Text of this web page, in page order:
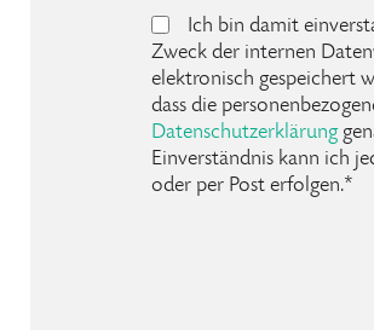
Ich bin damit
Zweck der internen
elektronisch gespeichert
dass die
Datenschutzerklärung
Einverständnis kann ich
oder per Post erfolgen.*